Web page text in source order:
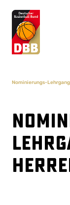
Nominierungs-